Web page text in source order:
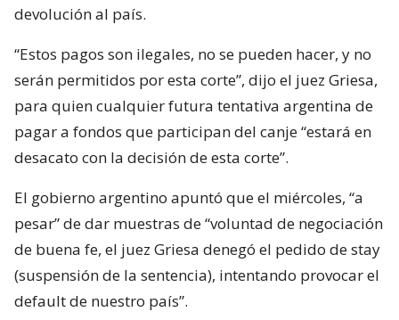
devolución al país.
“Estos pagos son ilegales, no se pueden hacer, y no
serán permitidos por esta corte”, dijo el juez Griesa,
para quien cualquier futura tentativa argentina de
pagar a fondos que participan del canje “estará en
desacato con la decisión de esta corte”.
El gobierno argentino apuntó que el miércoles, “a
pesar” de dar muestras de “voluntad de negociación
de buena fe, el juez Griesa denegó el pedido de stay
(suspensión de la sentencia), intentando provocar el
default de nuestro país”.